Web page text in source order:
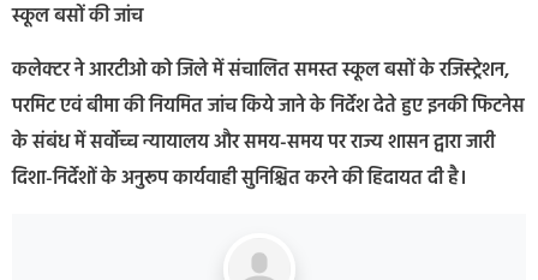
स्कूल बसों की जांच
कलेक्टर ने आरटीओ को जिले में संचालित समस्त स्कूल बसों के रजिस्ट्रेशन,
परमिट एवं बीमा की नियमित जांच किये जाने के निर्देश देते हुए इनकी फिटनेस
के संबंध में सर्वोच्च न्यायालय और समय-समय पर राज्य शासन द्वारा जारी
दिशा-निर्देशों के अनुरूप कार्यवाही सुनिश्चित करने की हिदायत दी है।